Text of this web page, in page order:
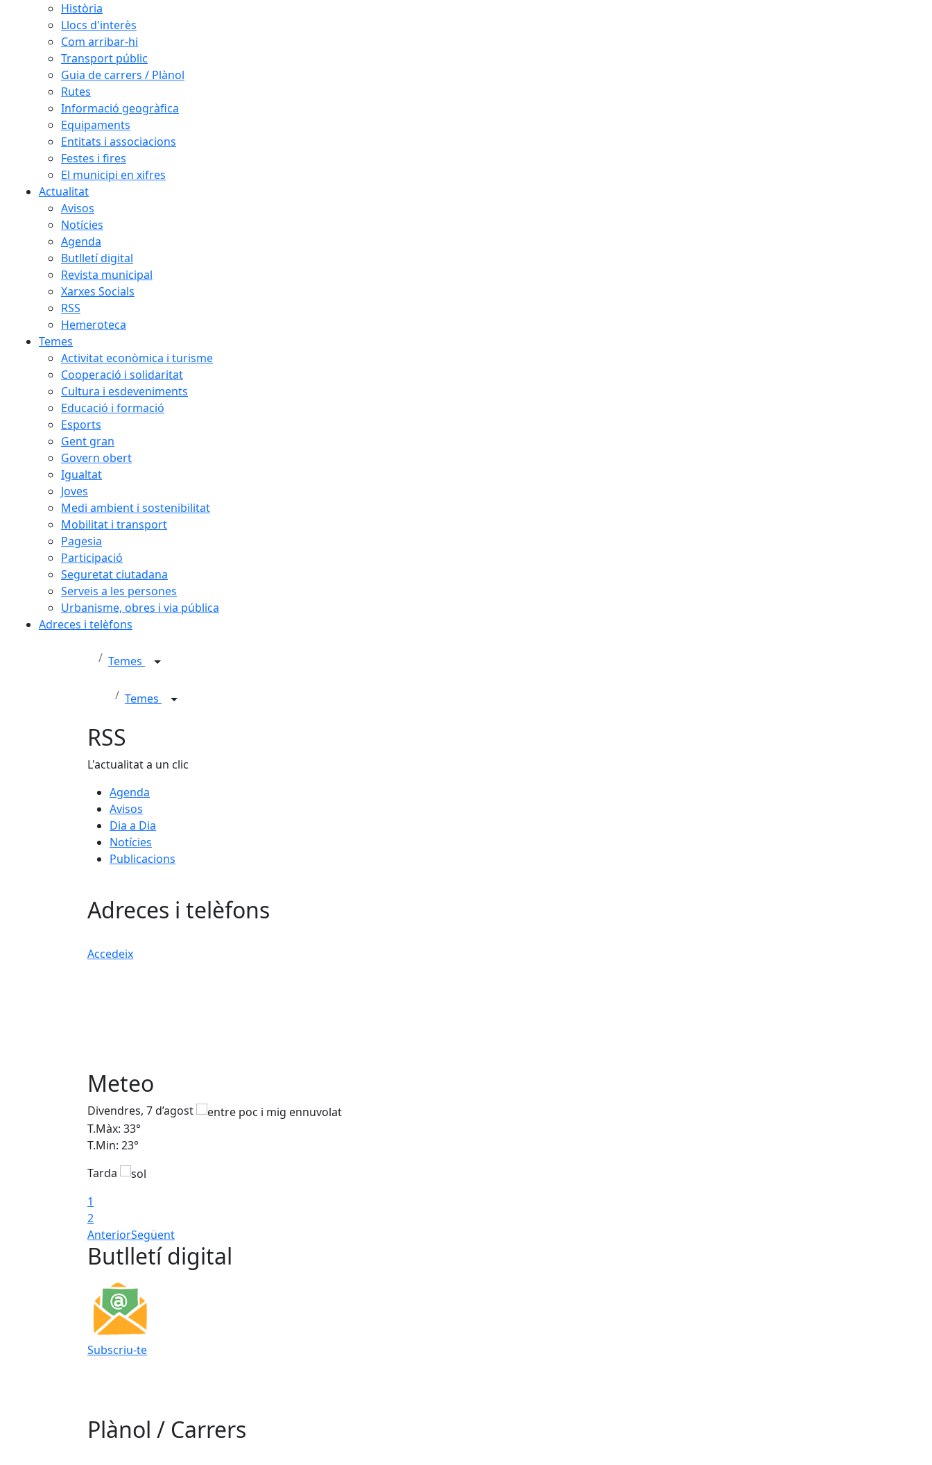
Història
Llocs d'interès
Com arribar-hi
Transport públic
Guia de carrers / Plànol
Rutes
Informació geogràfica
Equipaments
Entitats i associacions
Festes i fires
El municipi en xifres
Actualitat
Avisos
Notícies
Agenda
Butlletí digital
Revista municipal
Xarxes Socials
RSS
Hemeroteca
Temes
Activitat econòmica i turisme
Cooperació i solidaritat
Cultura i esdeveniments
Educació i formació
Esports
Gent gran
Govern obert
Igualtat
Joves
Medi ambient i sostenibilitat
Mobilitat i transport
Pagesia
Participació
Seguretat ciutadana
Serveis a les persones
Urbanisme, obres i via pública
Adreces i telèfons
Temes
Temes
RSS
L'actualitat a un clic
Agenda
Avisos
Dia a Dia
Notícies
Publicacions
Adreces i telèfons
Accedeix
Meteo
Divendres, 7 d’agost
T.Màx: 33°
T.Min: 23°
Tarda
1
2
AnteriorSegüent
Butlletí digital
Subscriu-te
Plànol / Carrers